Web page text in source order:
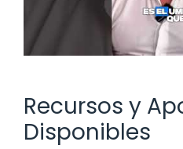
Recursos y
Disponibles